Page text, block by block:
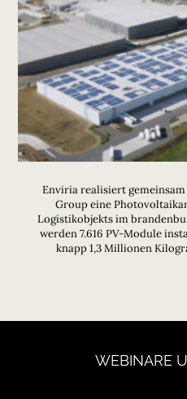
Enviria realisiert
Group eine
Logistikobjekts im
werden 7.616 PV-Module
knapp 1,3 Millionen
WEBINARE